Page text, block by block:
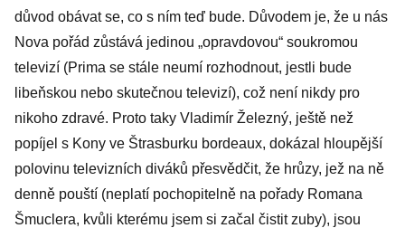
důvod obávat se, co s ním teď bude. Důvodem je, že u nás
Nova pořád zůstává jedinou „opravdovou“ soukromou
televizí (Prima se stále neumí rozhodnout, jestli bude
libeňskou nebo skutečnou televizí), což není nikdy pro
nikoho zdravé. Proto taky Vladimír Železný, ještě než
popíjel s Kony ve Štrasburku bordeaux, dokázal hloupější
polovinu televizních diváků přesvědčit, že hrůzy, jež na ně
denně pouští (neplatí pochopitelně na pořady Romana
Šmuclera, kvůli kterému jsem si začal čistit zuby), jsou